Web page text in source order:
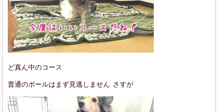
ど真ん中のコース
普通のボールはまず見逃しません さすが